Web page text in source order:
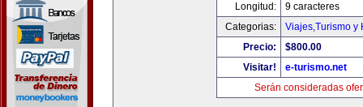
Longitud:
9 caracteres
Categorias:
Viajes,Turismo y
Precio:
$800.00
Visitar!
e-turismo.net
Serán consideradas